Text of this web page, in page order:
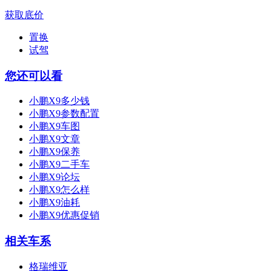
获取底价
置换
试驾
您还可以看
小鹏X9多少钱
小鹏X9参数配置
小鹏X9车图
小鹏X9文章
小鹏X9保养
小鹏X9二手车
小鹏X9论坛
小鹏X9怎么样
小鹏X9油耗
小鹏X9优惠促销
相关车系
格瑞维亚